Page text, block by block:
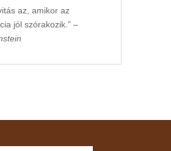
az, amikor az
jól szórakozik.” –